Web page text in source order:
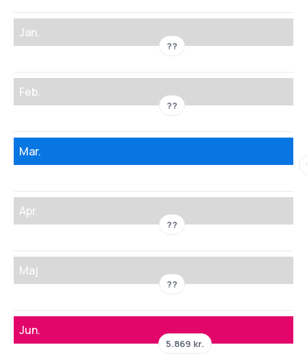
Jan.
??
Feb.
??
Mar.
Apr.
??
Maj
??
Jun.
5.869 kr.